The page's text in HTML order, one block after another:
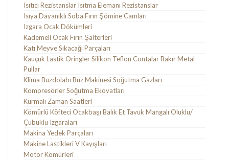
Isıtıcı Rezistanslar Isıtma Elemanı Rezistanslar
Isıya Dayanıklı Soba Fırın Şömine Camları
Izgara Ocak Dökümleri
Kademeli Ocak Fırın Şalterleri
Katı Meyve Sıkacağı Parçaları
Kauçuk Lastik Oringler Silikon Teflon Contalar Bakır Metal
Pullar
Klima Buzdolabı Buz Makinesi Soğutma Gazları
Kompresörler Soğutma Ekovatları
Kurmalı Zaman Saatleri
Kömürlü Köfteci Ocakbaşı Balık Et Tavuk Mangalı Oluklu/
Çubuklu Izgaraları
Makina Yedek Parçaları
Makine Lastikleri V Kayışları
Motor Kömürleri